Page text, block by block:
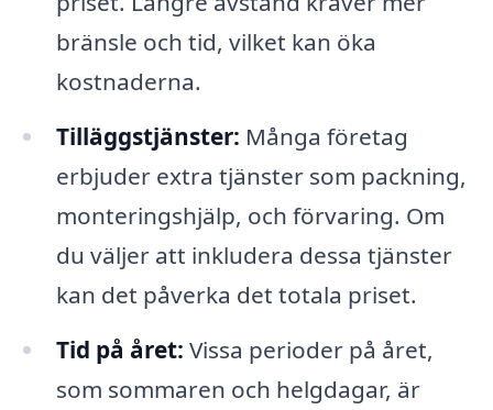
bränsle och tid, vilket kan öka
kostnaderna.
Tilläggstjänster: Många företag
erbjuder extra tjänster som packning,
monteringshjälp, och förvaring. Om
du väljer att inkludera dessa tjänster
kan det påverka det totala priset.
Tid på året: Vissa perioder på året,
som sommaren och helgdagar, är